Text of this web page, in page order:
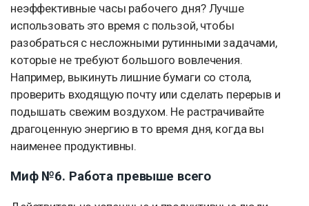
неэффективные часы рабочего дня? Лучше
использовать это время с пользой, чтобы
разобраться с несложными рутинными задачами,
которые не требуют большого вовлечения.
Например, выкинуть лишние бумаги со стола,
проверить входящую почту или сделать перерыв и
подышать свежим воздухом. Не растрачивайте
драгоценную энергию в то время дня, когда вы
наименее продуктивны.
Миф №6. Работа превыше всего